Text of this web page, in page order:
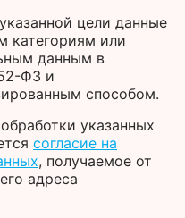
цели данные
категориям или
данным в
ФЗ и
способом.
указанных
согласие на
, получаемое от
адреса